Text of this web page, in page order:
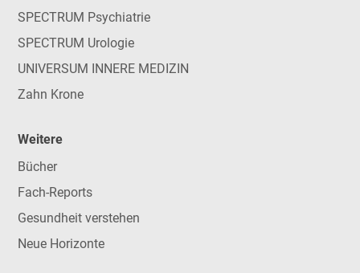
SPECTRUM Psychiatrie
SPECTRUM Urologie
UNIVERSUM INNERE MEDIZIN
Zahn Krone
Weitere
Bücher
Fach-Reports
Gesundheit verstehen
Neue Horizonte